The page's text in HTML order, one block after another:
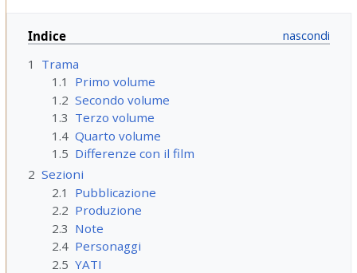
Indice
1
Trama
1.1
Primo volume
1.2 Secondo volume
1.3 Terzo volume
1.4 Quarto volume
1.5 Differenze con il film
2 Sezioni
2.1
Pubblicazione
2.2 Produzione
2.3 Note
2.4 Personaggi
2.5 YATI